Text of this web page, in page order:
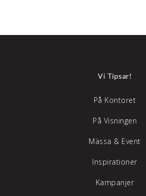
Vi Tipsar!
På Kontoret
På Visningen
Mässa & Event
Inspirationer
Kampanjer